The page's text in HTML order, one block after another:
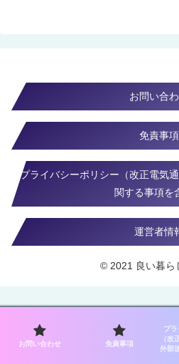
お問い合
免責事項
プライバシーポリシー（改正電気
関する事項を
運営者情
© 2021 良い暮ら
お問い合わせ 免責事項
プ
（改
外部